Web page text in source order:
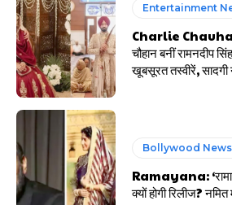
Entertainment
Charlie Chauhan:
चौहान बनीं रामनदीप
खूबसूरत तस्वीरें,
Bollywood News
Ramayana:
क्यों होगी रिलीज?